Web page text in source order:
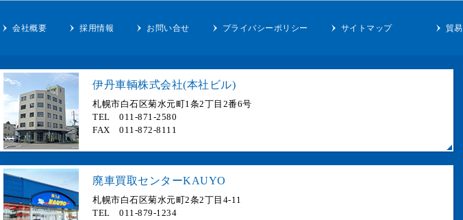
会社概要 採用情報 お問い合せ プライバシーポリシー サイトマップ 貿易
伊丹車輌株式会社(本社ビル)
札幌市白石区菊水元町1条2丁目2番6号
TEL 011-871-2580
FAX 011-872-8111
廃車買取センターKAUYO
札幌市白石区菊水元町2条2丁目4-11
TEL 011-879-1234